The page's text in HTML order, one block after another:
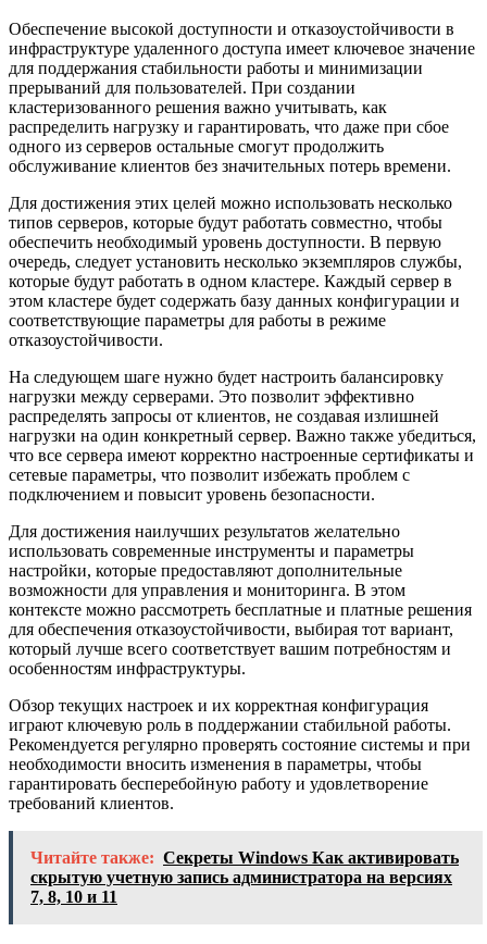
Обеспечение высокой доступности и отказоустойчивости в
инфраструктуре удаленного доступа имеет ключевое значение
для поддержания стабильности работы и минимизации
прерываний для пользователей. При создании
кластеризованного решения важно учитывать, как
распределить нагрузку и гарантировать, что даже при сбое
одного из серверов остальные смогут продолжить
обслуживание клиентов без значительных потерь времени.
Для достижения этих целей можно использовать несколько
типов серверов, которые будут работать совместно, чтобы
обеспечить необходимый уровень доступности. В первую
очередь, следует установить несколько экземпляров службы,
которые будут работать в одном кластере. Каждый сервер в
этом кластере будет содержать базу данных конфигурации и
соответствующие параметры для работы в режиме
отказоустойчивости.
На следующем шаге нужно будет настроить балансировку
нагрузки между серверами. Это позволит эффективно
распределять запросы от клиентов, не создавая излишней
нагрузки на один конкретный сервер. Важно также убедиться,
что все сервера имеют корректно настроенные сертификаты и
сетевые параметры, что позволит избежать проблем с
подключением и повысит уровень безопасности.
Для достижения наилучших результатов желательно
использовать современные инструменты и параметры
настройки, которые предоставляют дополнительные
возможности для управления и мониторинга. В этом
контексте можно рассмотреть бесплатные и платные решения
для обеспечения отказоустойчивости, выбирая тот вариант,
который лучше всего соответствует вашим потребностям и
особенностям инфраструктуры.
Обзор текущих настроек и их корректная конфигурация
играют ключевую роль в поддержании стабильной работы.
Рекомендуется регулярно проверять состояние системы и при
необходимости вносить изменения в параметры, чтобы
гарантировать бесперебойную работу и удовлетворение
требований клиентов.
Читайте также: Секреты Windows Как активировать
скрытую учетную запись администратора на версиях
7, 8, 10 и 11